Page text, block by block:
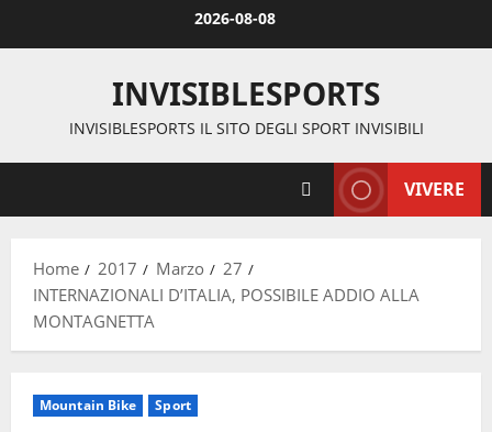
2026-08-08
INVISIBLESPORTS
INVISIBLESPORTS IL SITO DEGLI SPORT INVISIBILI
VIVERE
Home 2017 Marzo
27
INTERNAZIONALI D’ITALIA, POSSIBILE ADDIO ALLA
MONTAGNETTA
Mountain Bike Sport